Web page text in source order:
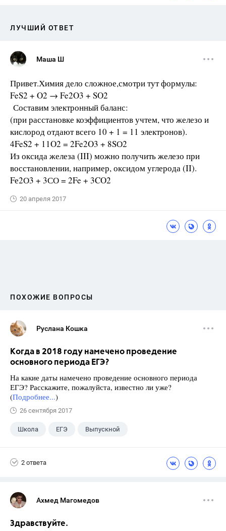
ЛУЧШИЙ ОТВЕТ
Маша Ш
Привет.Химия дело сложное,смотри тут формулы:
FeS2 + O2 → Fe2O3 + SO2
Составим электронный баланс:
(при расстановке коэффициентов учтем, что железо и
кислород отдают всего 10 + 1 = 11 электронов).
4FeS2 + 11O2 = 2Fe2O3 + 8SО2
Из оксида железа (III) можно получить железо при
восстановлении, например, оксидом углерода (II).
Fе2О3 + 3СО = 2Fe + 3CO2
20 апреля 2017
ПОХОЖИЕ ВОПРОСЫ
Руслана Кошка
Когда в 2018 году намечено проведение
основного периода ЕГЭ?
На какие даты намечено проведение основного периода
ЕГЭ? Расскажите, пожалуйста, известно ли уже?
(Подробнее...)
26 сентября 2017
Школа ЕГЭ Выпускной
2 ответа
Ахмед Магомедов
Здравствуйте.